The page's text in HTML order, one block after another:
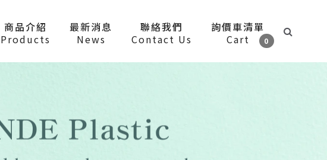
商品介紹
Products
最新消息
News
聯絡我們
Contact Us
詢價車清單
Cart 0